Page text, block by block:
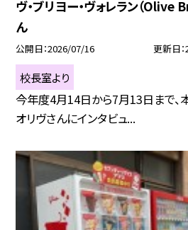
ヴ・ブリヨー・ヴォレラン（
ん
公開日 2026/07/16 更新日
校長室より
今年度4月14日から7月13日まで、
オリヴさんにインタビュ...